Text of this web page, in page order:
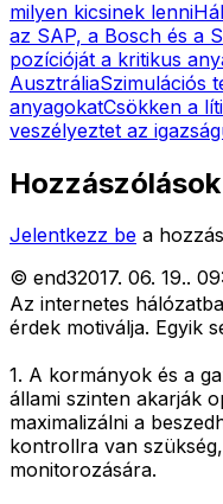
milyen kicsinek lenni
az SAP, a Bosch és a
pozícióját a kritikus
AusztráliaSzimulációs
anyagokatCsökken a
veszélyeztet az
Hozzászólások
Jelentkezz be a
© end32017. 06. 19..
Az internetes
érdek motiválja. Egyik
1. A kormányok és a
állami szinten akarják
maximalizálni a
kontrollra van
monitorozására.